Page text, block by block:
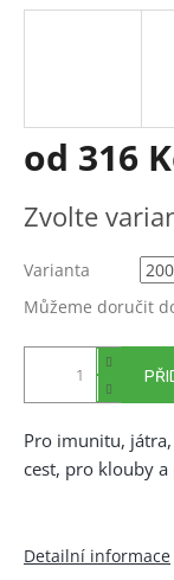
od 316
cena:
Zvolte
Varianta
Můžeme doručit
Pro imunitu,
cest, pro klouby
Detailní informace